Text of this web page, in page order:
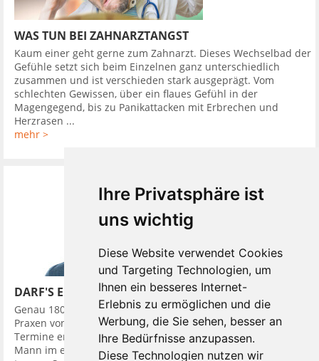
Ihre Privatsphäre ist
uns wichtig
Diese Website verwendet Cookies
und Targeting Technologien, um
Ihnen ein besseres Internet-
Erlebnis zu ermöglichen und die
Werbung, die Sie sehen, besser an
Ihre Bedürfnisse anzupassen.
Diese Technologien nutzen wir
WAS TUN BEI ZAHNARZTANGST
Kaum einer geht gerne zum Zahnarzt. Dieses Wechselbad der
Gefühle setzt sich beim Einzelnen ganz unterschiedlich
zusammen und ist verschieden stark ausgeprägt. Vom
schlechten Gewissen, über ein flaues Gefühl in der
Magengegend, bis zu Panikattacken mit Erbrechen und
Herzrasen ...
mehr >
DARF'S EIN BISSCHEN MEHR SEIN?
Genau 180 Mal besuchte ein junger Züricher im Jahr 2016
Praxen von Zahnärzten. Das Besondere war: Bei der Hälfte der
Termine erschien er als gepflegter, Erfolg ausstrahlender
Mann im edlen Anzug und ausgestattet mit Accessoires, wie